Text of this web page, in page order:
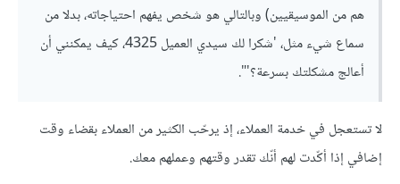
هم من الموسيقيين) وبالتالي هو شخص يفهم احتياجاته، بدلا من
سماع شيء مثل، 'شكرا لك سيدي العميل 4325، كيف يمكنني أن
أعالج مشكلتك بسرعة؟'".
لا تستعجل في خدمة العملاء، إذ يرحّب الكثير من العملاء بقضاء وقت
إضافي إذا أكّدت لهم أنّك تقدر وقتهم وعملهم معك.